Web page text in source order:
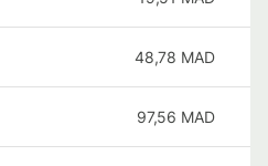
48,78 MAD
97,56 MAD